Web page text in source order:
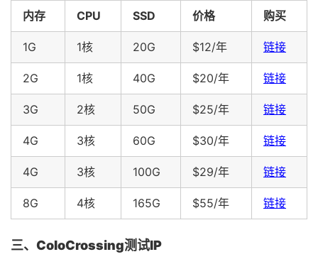
内存 CPU SSD 价格 购买
1G 1核 20G $12/年 链接
2G 1核 40G $20/年 链接
3G 2核 50G $25/年 链接
4G 3核 60G $30/年 链接
4G 3核 100G $29/年 链接
8G 4核 165G $55/年 链接
三、ColoCrossing测试IP